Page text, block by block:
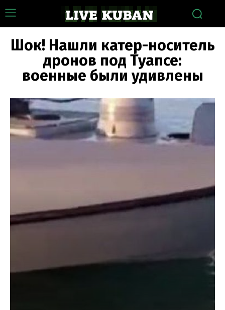
Шок! Нашли катер-носитель
дронов под Туапсе:
военные были удивлены